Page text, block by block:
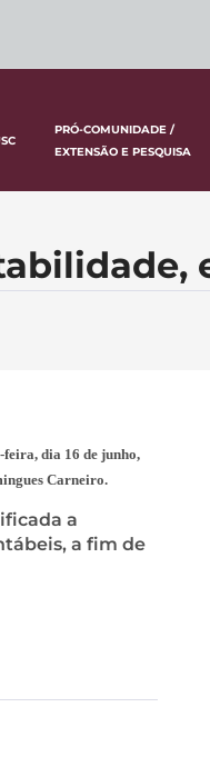
PRÓ-COMUNIDADE /
EXTENSÃO E PESQUISA
dia 16 de junho,
Carneiro.
a
a fim de